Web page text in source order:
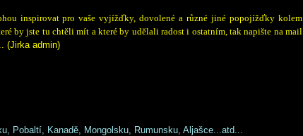
inspirovat pro vaše vyjížďky, dovolené a různé jiné popojížďky kolem
by jste tu chtěli mít a které by udělali radost i ostatním, tak napište na mail
(Jirka admin)
Pobaltí, Kanadě, Mongolsku, Rumunsku, Aljašce...atd...